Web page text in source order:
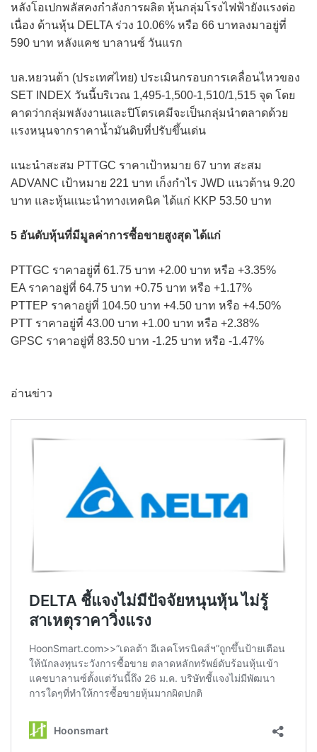
หลังโอเปกพลัสคงกำลังการผลิต หุ้นกลุ่มโรงไฟฟ้ายังแรงต่อ
เนื่อง ด้านหุ้น DELTA ร่วง 10.06% หรือ 66 บาทลงมาอยู่ที่
590 บาท หลังแคช บาลานซ์ วันแรก
บล.หยวนต้า (ประเทศไทย) ประเมินกรอบการเคลื่อนไหวของ
SET INDEX วันนี้บริเวณ 1,495-1,500-1,510/1,515 จุด โดย
คาดว่ากลุ่มพลังงานและปิโตรเคมีจะเป็นกลุ่มนำตลาดด้วย
แรงหนุนจากราคาน้ำมันดิบที่ปรับขึ้นเด่น
แนะนำสะสม PTTGC ราคาเป้าหมาย 67 บาท สะสม
ADVANC เป้าหมาย 221 บาท เก็งกำไร JWD แนวต้าน 9.20
บาท และหุ้นแนะนำทางเทคนิค ได้แก่ KKP 53.50 บาท
5 อันดับหุ้นที่มีมูลค่าการซื้อขายสูงสุด ได้แก่
PTTGC ราคาอยู่ที่ 61.75 บาท +2.00 บาท หรือ +3.35%
EA ราคาอยู่ที่ 64.75 บาท +0.75 บาท หรือ +1.17%
PTTEP ราคาอยู่ที่ 104.50 บาท +4.50 บาท หรือ +4.50%
PTT ราคาอยู่ที่ 43.00 บาท +1.00 บาท หรือ +2.38%
GPSC ราคาอยู่ที่ 83.50 บาท -1.25 บาท หรือ -1.47%
อ่านข่าว